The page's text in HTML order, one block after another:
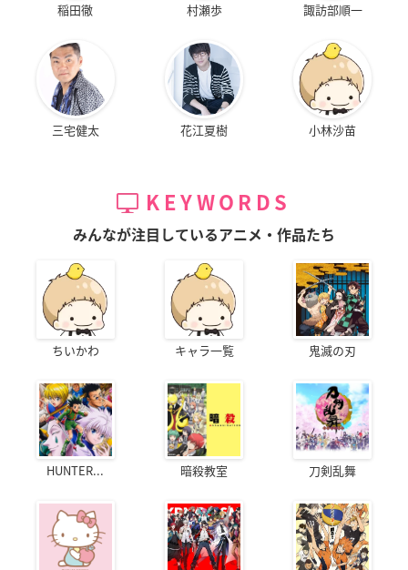
稲田徹 村瀬歩 諏訪部順一
三宅健太 花江夏樹 小林沙苗
KEYWORDS
みんなが注目しているアニメ・作品たち
ちいかわ キャラ一覧 鬼滅の刃
HUNTER... 暗殺教室 刀剣乱舞